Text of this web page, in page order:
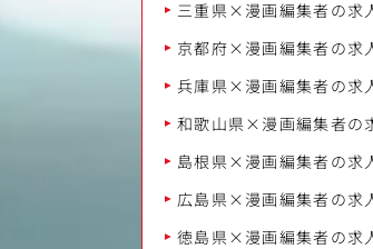
三重県×漫画編集者の求
京都府×漫画編集者の求
兵庫県×漫画編集者の求
和歌山県×漫画編集者の
島根県×漫画編集者の求
広島県×漫画編集者の求
徳島県×漫画編集者の求